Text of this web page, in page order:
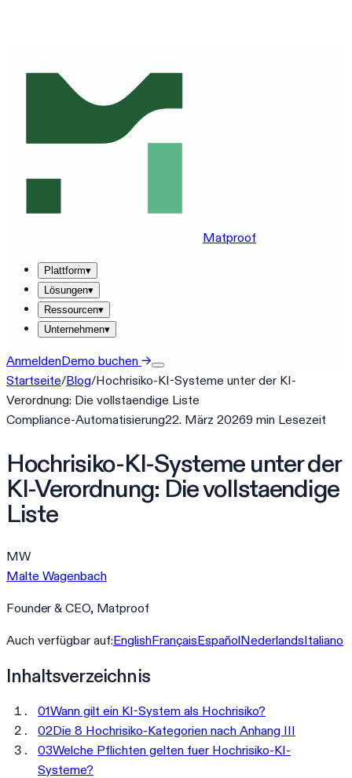
Matproof
Plattform▾
Lösungen▾
Ressourcen▾
Unternehmen▾
AnmeldenDemo buchen →
Startseite/Blog/Hochrisiko-KI-Systeme unter der KI-
Verordnung: Die vollstaendige Liste
Compliance-Automatisierung22. März 20269 min Lesezeit
Hochrisiko-KI-Systeme unter der
KI-Verordnung: Die vollstaendige
Liste
MW
Malte Wagenbach
Founder & CEO, Matproof
Auch verfügbar auf:EnglishFrançaisEspañolNederlandsItaliano
Inhaltsverzeichnis
01Wann gilt ein KI-System als Hochrisiko?
02Die 8 Hochrisiko-Kategorien nach Anhang III
03Welche Pflichten gelten fuer Hochrisiko-KI-
Systeme?